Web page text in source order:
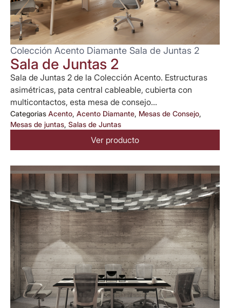
Colección Acento Diamante Sala de Juntas 2
Sala de Juntas 2
Sala de Juntas 2 de la Colección Acento. Estructuras
asimétricas, pata central cableable, cubierta con
multicontactos, esta mesa de consejo...
Categorias Acento, Acento Diamante, Mesas de Consejo,
Mesas de juntas, Salas de Juntas
Ver producto